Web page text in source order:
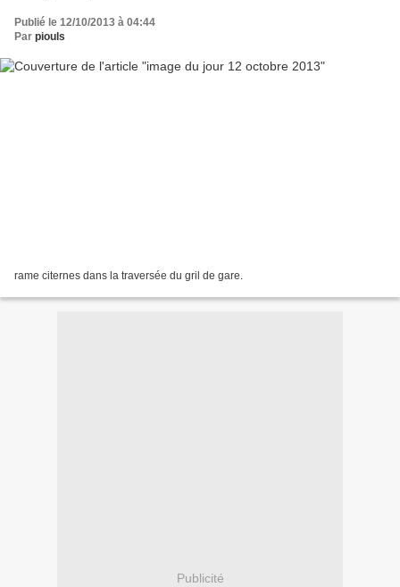
Publié le 12/10/2013 à 04:44
Par piouls
rame citernes dans la traversée du gril de gare.
Publicité